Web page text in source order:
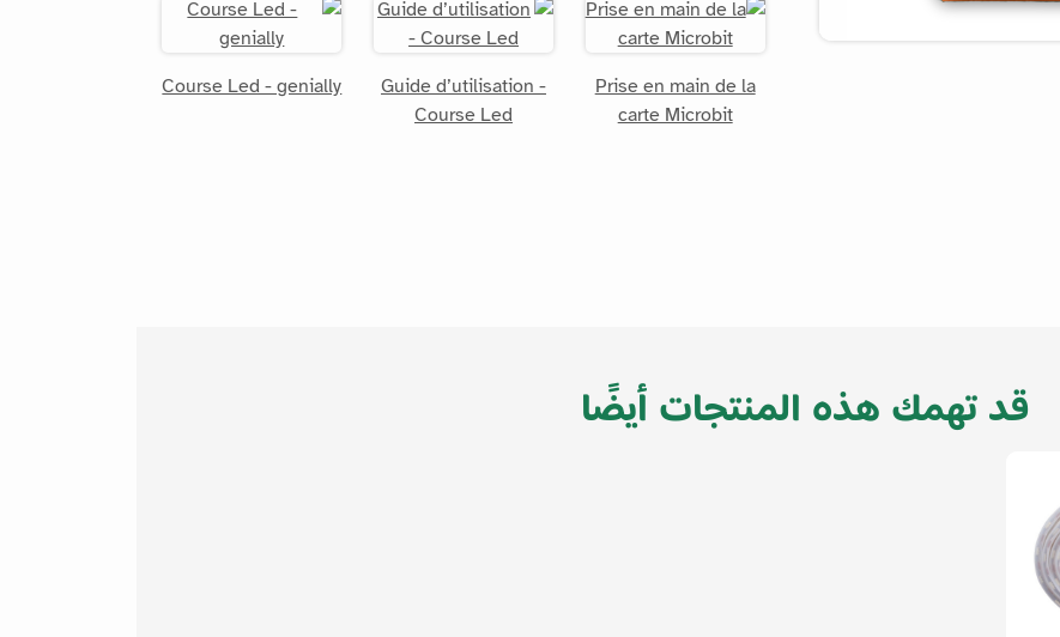
Prise en main de la
carte Microbit
Guide d’utilisation -
Course Led
Course Led - genially
قد تهمك هذه المنتجات أيضًا